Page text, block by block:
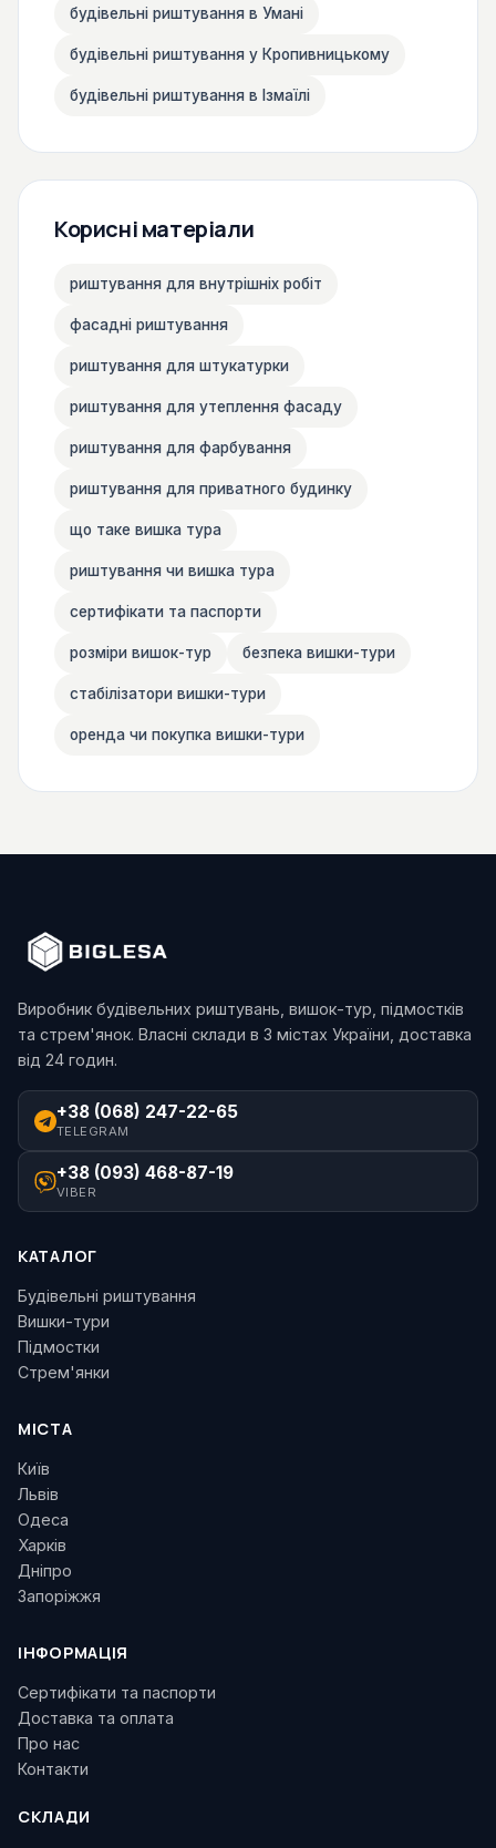
будівельні риштування в Умані
будівельні риштування у Кропивницькому
будівельні риштування в Ізмаїлі
Корисні матеріали
риштування для внутрішніх робіт
фасадні риштування
риштування для штукатурки
риштування для утеплення фасаду
риштування для фарбування
риштування для приватного будинку
що таке вишка тура
риштування чи вишка тура
сертифікати та паспорти
розміри вишок-тур безпека вишки-тури
стабілізатори вишки-тури
оренда чи покупка вишки-тури
Виробник будівельних риштувань, вишок-тур, підмостків
та стрем'янок. Власні склади в 3 містах України, доставка
від 24 годин.
+38 (068) 247-22-65
TELEGRAM
+38 (093) 468-87-19
VIBER
КАТАЛОГ
Будівельні риштування
Вишки-тури
Підмостки
Стрем'янки
МІСТА
Київ
Львів
Одеса
Харків
Дніпро
Запоріжжя
ІНФОРМАЦІЯ
Сертифікати та паспорти
Доставка та оплата
Про нас
Контакти
СКЛАДИ